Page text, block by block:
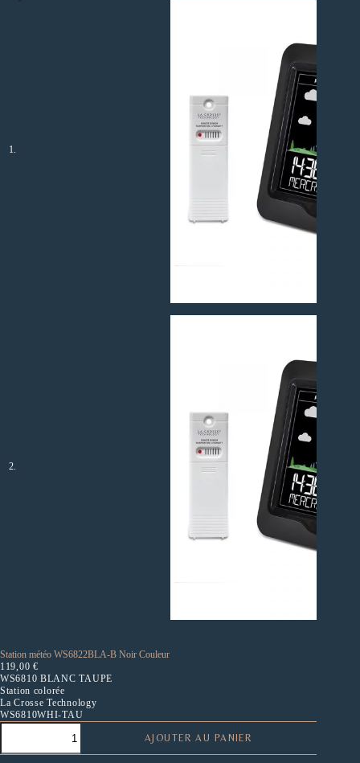
Station météo WS6822BLA-B Noir Couleur
119,00€
WS6810 BLANC TAUPE
Station colorée
La Crosse Technology
WS6810WHI-TAU
quantité
Station
AJOUTER AU PANIER